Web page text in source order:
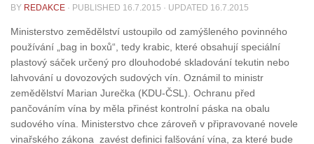
BY REDAKCE · PUBLISHED 16.7.2015 · UPDATED 16.7.2015
Ministerstvo zemědělství ustoupilo od zamýšleného povinného
používání „bag in boxů“, tedy krabic, které obsahují speciální
plastový sáček určený pro dlouhodobé skladování tekutin nebo
lahvování u dovozových sudových vín. Oznámil to ministr
zemědělství Marian Jurečka (KDU-ČSL). Ochranu před
pančováním vína by měla přinést kontrolní páska na obalu
sudového vína. Ministerstvo chce zároveň v připravované novele
vinařského zákona zavést definici falšování vína, za které bude